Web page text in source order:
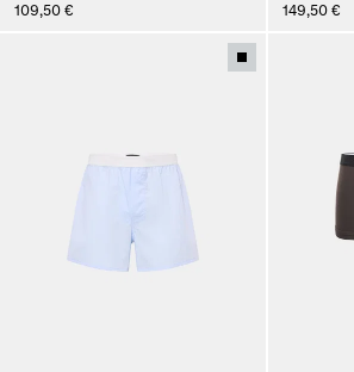
109,50 € 149,50 €